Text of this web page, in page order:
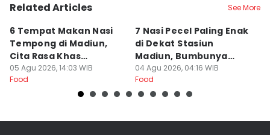
Related Articles See More
6 Tempat Makan Nasi
Tempong di Madiun,
Cita Rasa Khas
Banyuwangi
05 Agu 2026, 14:03 WIB
Food
7 Nasi Pecel Paling Enak
di Dekat Stasiun
Madiun, Bumbunya
Khas
04 Agu 2026, 04:16 WIB
Food